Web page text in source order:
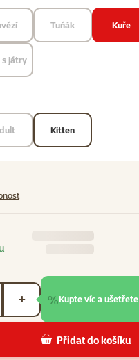
Tuňák Kuře
s játry
Kitten
+ %Kupte víc a ušetřete
Přidat do košíku